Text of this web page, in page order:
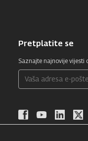
Pretplatite se
Saznajte najnovije vijesti